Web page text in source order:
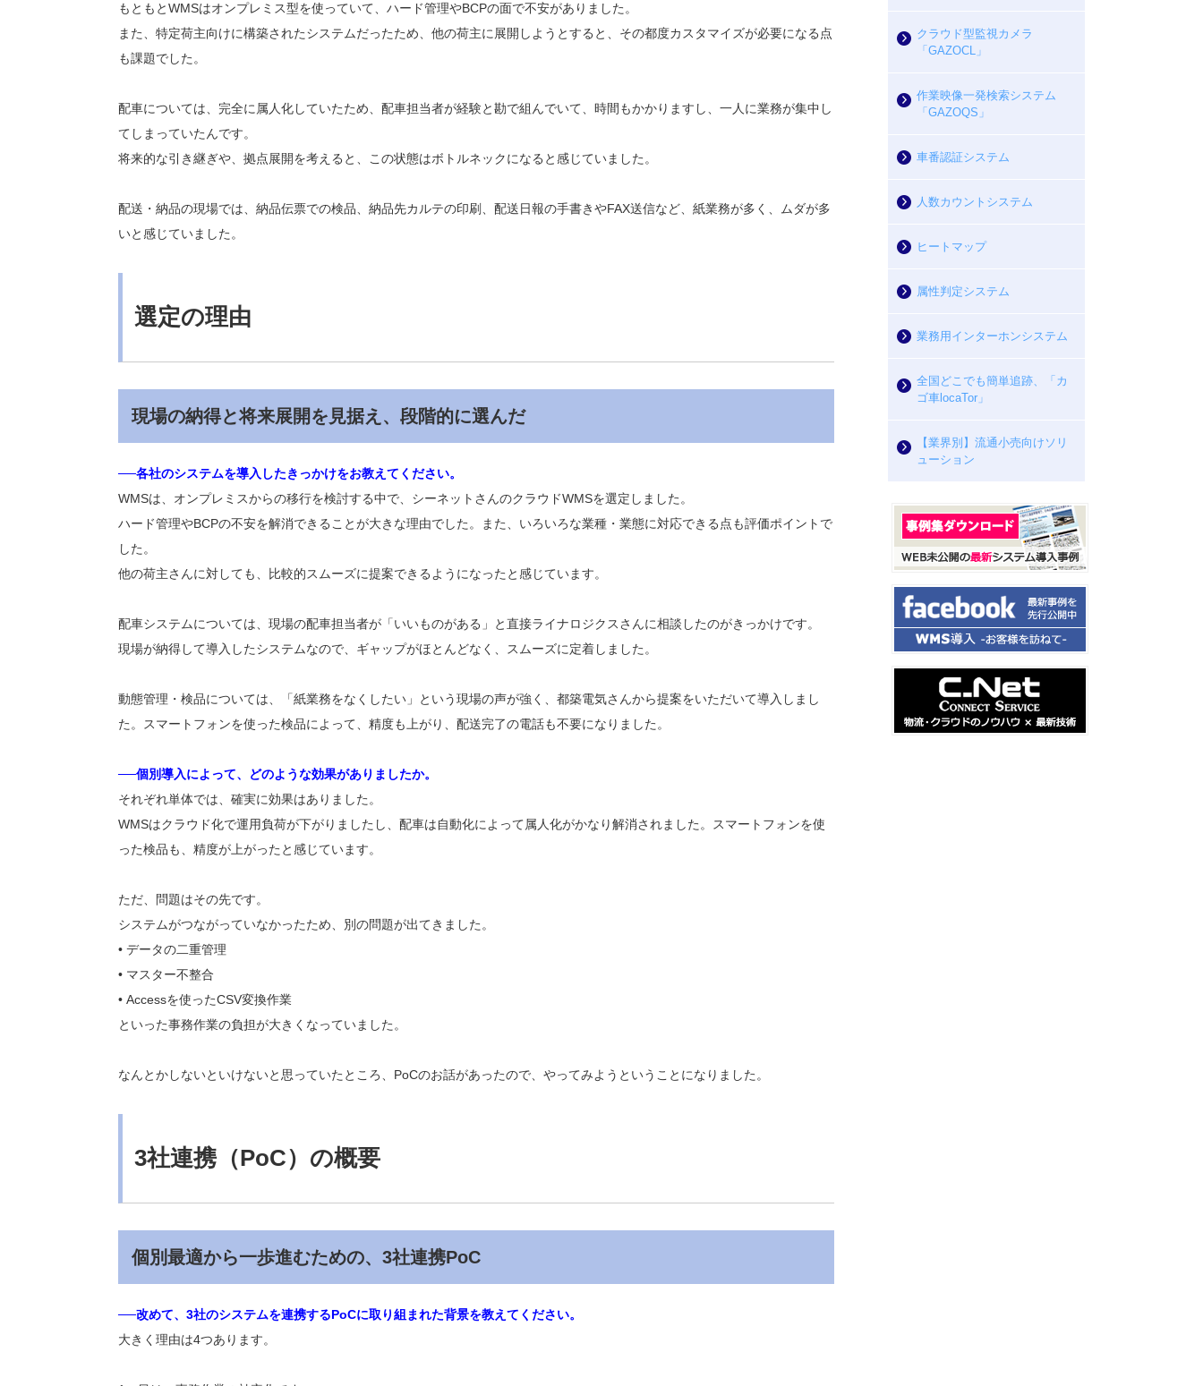
もともとWMSはオンプレミス型を使っていて、ハード管理やBCPの面で不安がありました。
また、特定荷主向けに構築されたシステムだったため、他の荷主に展開しようとすると、その都度カスタマイズが必要になる点
も課題でした。
配車については、完全に属人化していたため、配車担当者が経験と勘で組んでいて、時間もかかりますし、一人に業務が集中し
てしまっていたんです。
将来的な引き継ぎや、拠点展開を考えると、この状態はボトルネックになると感じていました。
配送・納品の現場では、納品伝票での検品、納品先カルテの印刷、配送日報の手書きやFAX送信など、紙業務が多く、ムダが多
いと感じていました。
選定の理由
現場の納得と将来展開を見据え、段階的に選んだ
──各社のシステムを導入したきっかけをお教えてください。
WMSは、オンプレミスからの移行を検討する中で、シーネットさんのクラウドWMSを選定しました。
ハード管理やBCPの不安を解消できることが大きな理由でした。また、いろいろな業種・業態に対応できる点も評価ポイントで
した。
他の荷主さんに対しても、比較的スムーズに提案できるようになったと感じています。
配車システムについては、現場の配車担当者が「いいものがある」と直接ライナロジクスさんに相談したのがきっかけです。
現場が納得して導入したシステムなので、ギャップがほとんどなく、スムーズに定着しました。
動態管理・検品については、「紙業務をなくしたい」という現場の声が強く、都築電気さんから提案をいただいて導入しまし
た。スマートフォンを使った検品によって、精度も上がり、配送完了の電話も不要になりました。
──個別導入によって、どのような効果がありましたか。
それぞれ単体では、確実に効果はありました。
WMSはクラウド化で運用負荷が下がりましたし、配車は自動化によって属人化がかなり解消されました。スマートフォンを使
った検品も、精度が上がったと感じています。
ただ、問題はその先です。
システムがつながっていなかったため、別の問題が出てきました。
• データの二重管理
• マスター不整合
• Accessを使ったCSV変換作業
といった事務作業の負担が大きくなっていました。
なんとかしないといけないと思っていたところ、PoCのお話があったので、やってみようということになりました。
3社連携（PoC）の概要
個別最適から一歩進むための、3社連携PoC
──改めて、3社のシステムを連携するPoCに取り組まれた背景を教えてください。
大きく理由は4つあります。
クラウド型監視カメラ
「GAZOCL」
作業映像一発検索システム
「GAZOQS」
車番認証システム
人数カウントシステム
ヒートマップ
属性判定システム
業務用インターホンシステム
全国どこでも簡単追跡、「カ
ゴ車locaTor」
【業界別】流通小売向けソリ
ューション